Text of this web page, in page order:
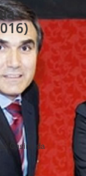
-
Casino da